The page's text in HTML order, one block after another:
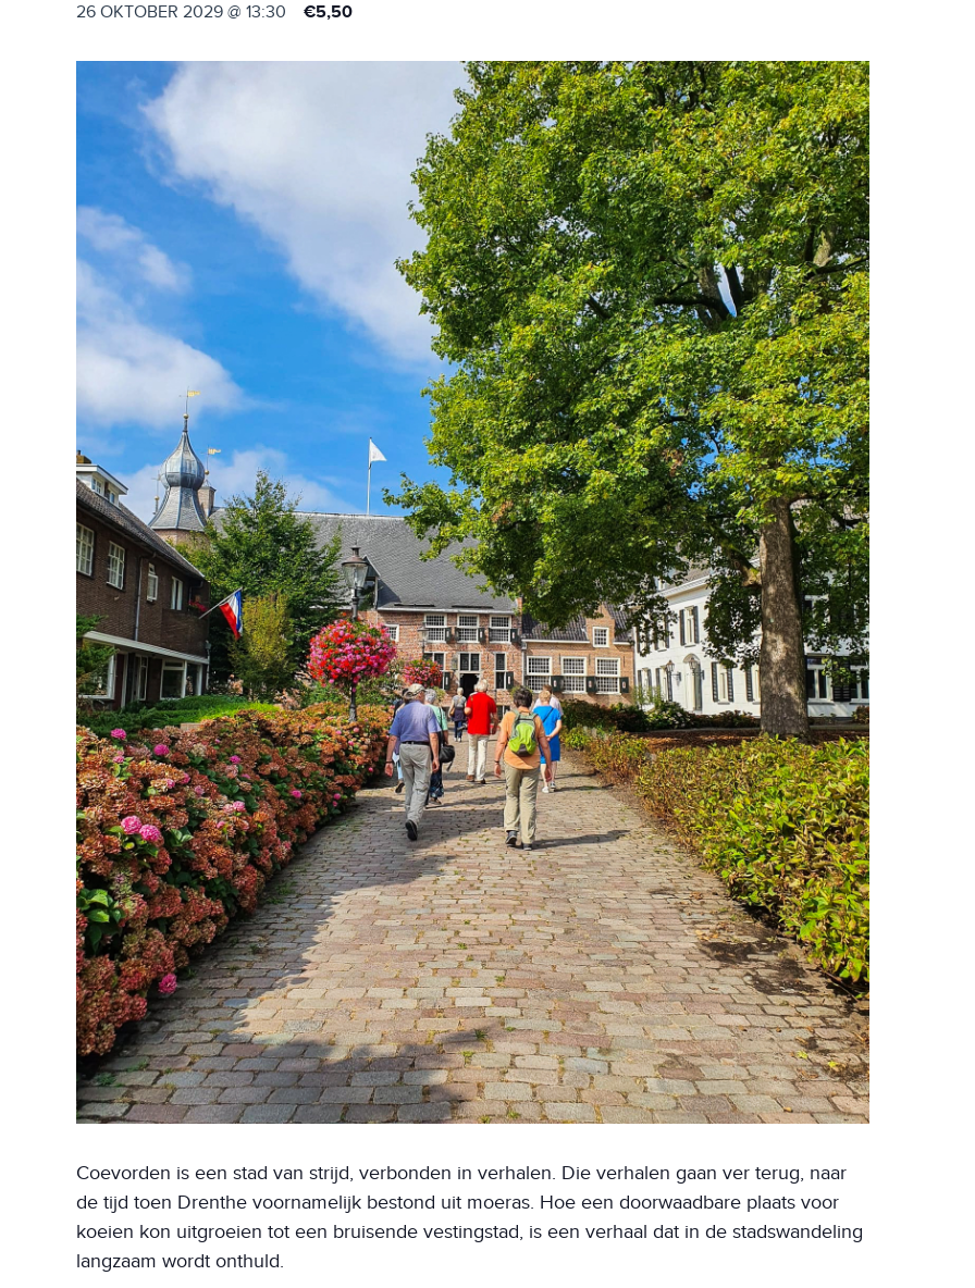
26 OKTOBER 2029 @ 13:30 €5,50
Coevorden is een stad van strijd, verbonden in verhalen. Die verhalen gaan ver terug, naar
de tijd toen Drenthe voornamelijk bestond uit moeras. Hoe een doorwaadbare plaats voor
koeien kon uitgroeien tot een bruisende vestingstad, is een verhaal dat in de stadswandeling
langzaam wordt onthuld.